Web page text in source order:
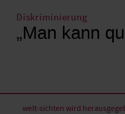
Diskriminierung
„Man kann
welt-sichten wird